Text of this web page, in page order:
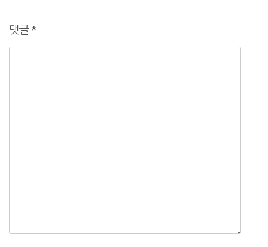
댓글 *